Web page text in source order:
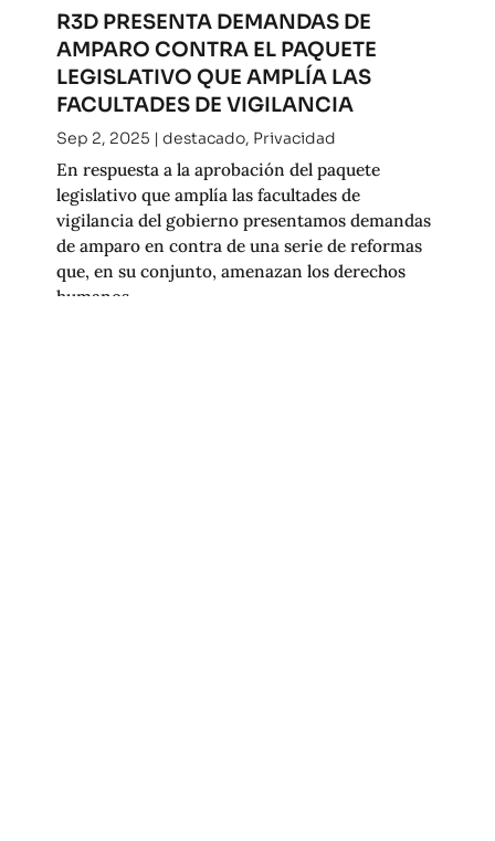
R3D PRESENTA DEMANDAS DE
AMPARO CONTRA EL PAQUETE
LEGISLATIVO QUE AMPLÍA LAS
FACULTADES DE VIGILANCIA
Sep 2, 2025 | destacado, Privacidad
En respuesta a la aprobación del paquete
legislativo que amplía las facultades de
vigilancia del gobierno presentamos demandas
de amparo en contra de una serie de reformas
que, en su conjunto, amenazan los derechos
humanos